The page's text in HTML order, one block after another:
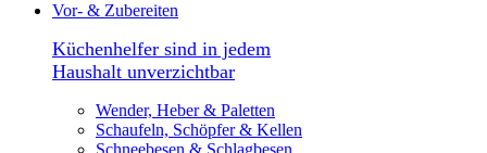
Vor- & Zubereiten
Küchenhelfer sind in jedem
Haushalt unverzichtbar
Wender, Heber & Paletten
Schaufeln, Schöpfer & Kellen
Schneebesen & Schlagbesen